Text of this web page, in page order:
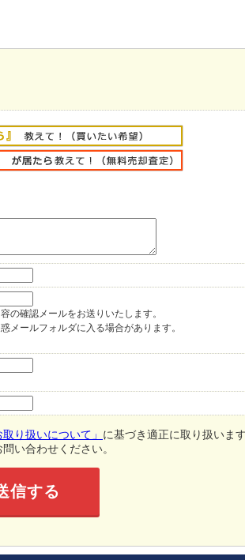
の確認メールをお送りいたします。
メールフォルダに入る場合があります。
取り扱いについて」 に基づき適正に取り扱います
い合わせください。
信する